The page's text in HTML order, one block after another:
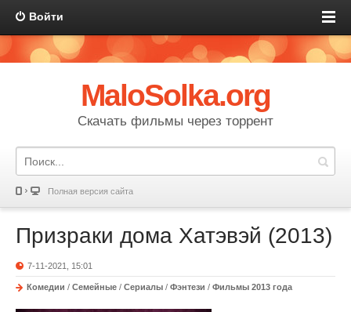
Войти
MaloSolka.org
Скачать фильмы через торрент
Полная версия сайта
Призраки дома Хатэвэй (2013)
7-11-2021, 15:01
Комедии / Семейные / Сериалы / Фэнтези / Фильмы 2013 года